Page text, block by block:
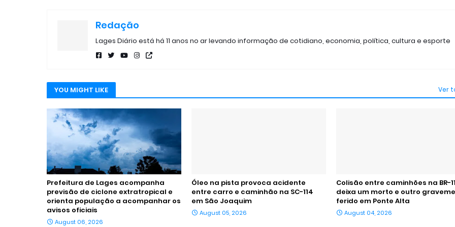
Redação
Lages Diário está há 11 anos no ar levando informação de cotidiano, economia, política, cultura e esporte
YOU MIGHT LIKE Ver
Prefeitura de Lages acompanha
previsão de ciclone extratropical e
orienta população a acompanhar os
avisos oficiais
August 06, 2026
Óleo na pista provoca acidente
entre carro e caminhão na SC-114
em São Joaquim
August 05, 2026
Colisão entre caminhões na BR-
deixa um morto e outro
ferido em Ponte Alta
August 04, 2026